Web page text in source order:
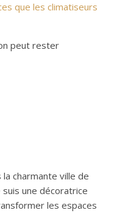
que les climatiseurs
peut rester
la charmante ville de
une décoratrice
les espaces